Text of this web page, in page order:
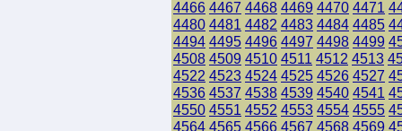
4466 4467 4468 4469 4470 4471
4480 4481 4482 4483 4484 4485
4494 4495 4496 4497 4498 4499
4508 4509 4510 4511 4512 4513
4522 4523 4524 4525 4526 4527
4536 4537 4538 4539 4540 4541
4550 4551 4552 4553 4554 4555
4564 4565 4566 4567 4568 4569